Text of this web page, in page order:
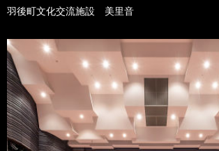
羽後町文化交流施設 美里音